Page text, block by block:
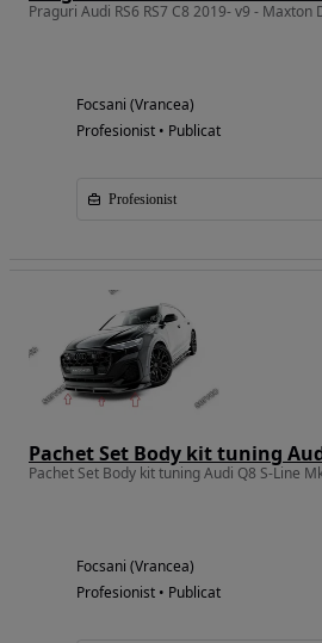
Praguri Audi RS6 RS7 C8 2019- v9 - Maxton
Focsani (Vrancea)
Profesionist • Publicat
Profesionist
Focsani (Vrancea)
Profesionist • Publicat